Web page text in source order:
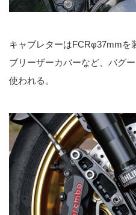
キャブレターはFCRφ37mmを
ブリーザーカバーなど、バグ
使われる。